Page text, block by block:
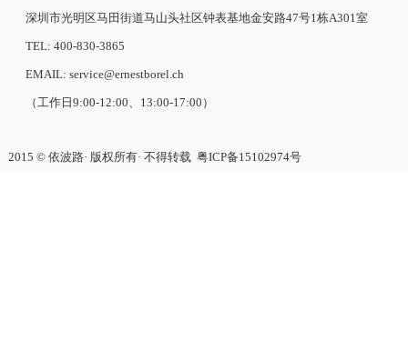
深圳市光明区马田街道马山头社区钟表基地金安路47号1栋A301室
TEL: 400-830-3865
EMAIL: service@ernestborel.ch
（工作日9:00-12:00、13:00-17:00）
2015 © 依波路· 版权所有· 不得转载粤ICP备15102974号